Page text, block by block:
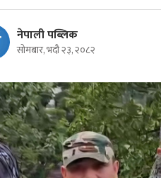
नेपाली पब्लिक
सोमबार, भदौ २३, २०८२